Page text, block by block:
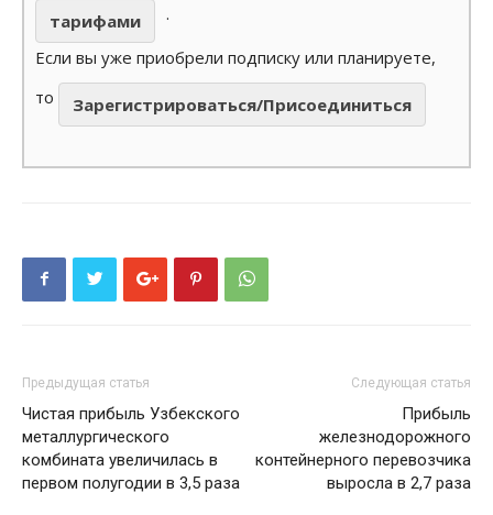
тарифами
.
Если вы уже приобрели подписку или планируете,
то
Зарегистрироваться/Присоединиться
Предыдущая статья
Чистая прибыль Узбекского
металлургического
комбината увеличилась в
первом полугодии в 3,5 раза
Следующая статья
Прибыль
железнодорожного
контейнерного перевозчика
выросла в 2,7 раза